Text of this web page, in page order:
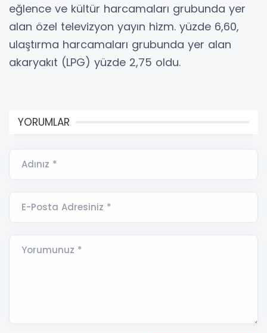
eğlence ve kültür harcamaları grubunda yer
alan özel televizyon yayın hizm. yüzde 6,60,
ulaştırma harcamaları grubunda yer alan
akaryakıt (LPG) yüzde 2,75 oldu.
YORUMLAR
Adınız *
E-Posta Adresiniz *
Yorumunuz *